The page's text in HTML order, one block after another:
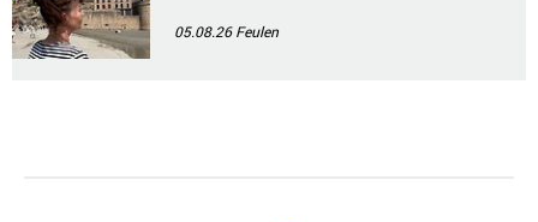
05.08.26Feulen